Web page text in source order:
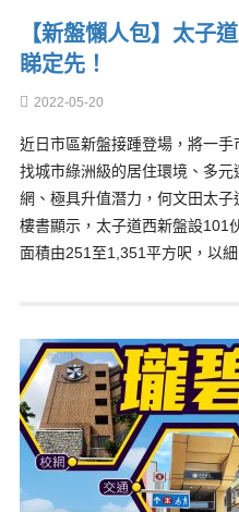
【新盤懶人包】太子
睇定先！
2022-05-20
近日市區新盤接踵登場，將一
找城市綠洲級的居住環境、多
網、極具升值潛力，何文田太子
樓書顯示，太子道西新盤設101
面積由251至1,351平方呎，以細